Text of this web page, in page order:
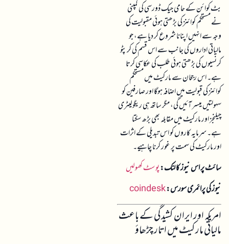
بٹ کوائن کے حامی جیک ڈورسی کی کمپنی
نے مستحکم کوائنز کی بڑھتی ہوئی مقبولیت کی
وجہ سے انہیں اپنانا شروع کر دیا ہے، جو
مالیاتی اداروں کی جانب سے اس قسم کی کرپٹو
کرنسیوں کی بڑھتی ہوئی طلب کی عکاسی کرتا
ہے۔ اس رجحان سے مارکیٹ میں مستحکم
کوائنز کی قبولیت میں اضافہ ہوگا اور صارفین کو
سہولتیں میسر آئیں گی، مگر ساتھ ہی ریگولیٹری
چیلنجز اور مارکیٹ میں مقابلہ بھی بڑھ سکتا
ہے۔ سرمایہ کاروں کو اس تبدیلی کے اثرات
اور مارکیٹ کی سمت پر غور کرنا چاہیے۔
سائٹ پر اس نیوز کا لنک:پوسٹ کھولیں
نیوز کی پرائمری سورس:coindesk
امریکہ اور ایران کشیدگی کے باعث
مالیاتی مارکیٹ میں اتار چڑھاؤ